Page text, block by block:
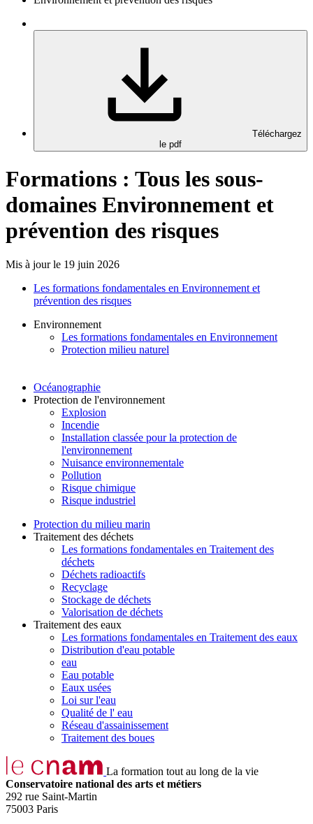
Téléchargez
le pdf
Formations : Tous les sous-
domaines Environnement et
prévention des risques
Mis à jour le 19 juin 2026
Les formations fondamentales en Environnement et
prévention des risques
Environnement
Les formations fondamentales en Environnement
Protection milieu naturel
Océanographie
Protection de l'environnement
Explosion
Incendie
Installation classée pour la protection de
l'environnement
Nuisance environnementale
Pollution
Risque chimique
Risque industriel
Protection du milieu marin
Traitement des déchets
Les formations fondamentales en Traitement des
déchets
Déchets radioactifs
Recyclage
Stockage de déchets
Valorisation de déchets
Traitement des eaux
Les formations fondamentales en Traitement des eaux
Distribution d'eau potable
eau
Eau potable
Eaux usées
Loi sur l'eau
Qualité de l' eau
Réseau d'assainissement
Traitement des boues
La formation tout au long de la vie
Conservatoire national des arts et métiers
292 rue Saint-Martin
75003 Paris